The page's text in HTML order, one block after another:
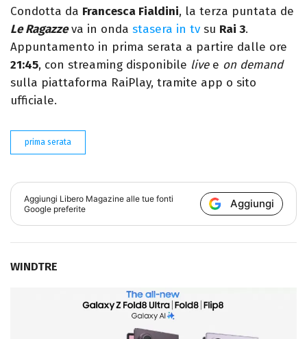
Condotta da Francesca Fialdini, la terza puntata de
Le Ragazzeva in onda stasera in tv su Rai 3.
Appuntamento in prima serata a partire dalle ore
21:45, con streaming disponibile livee on demand
sulla piattaforma RaiPlay, tramite app o sito
ufficiale.
prima serata
Aggiungi Libero Magazine alle tue fonti
Google preferite
Aggiungi
WINDTRE